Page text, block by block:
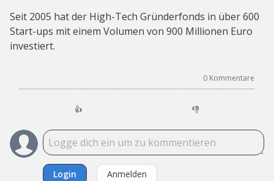
Seit 2005 hat der High-Tech Gründerfonds in über 600
Start-ups mit einem Volumen von 900 Millionen Euro
investiert.
0 Kommentare
👍 👎
Login Anmelden